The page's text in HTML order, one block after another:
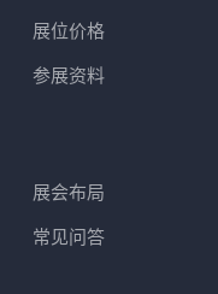
展位价格
参展资料
展会布局
常见问答